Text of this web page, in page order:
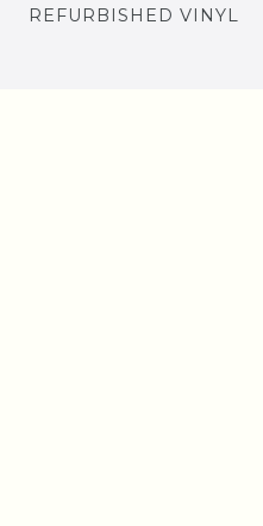
REFURBISHED VINYL